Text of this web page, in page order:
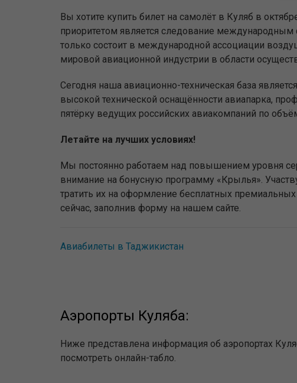
Вы хотите купить билет на самолёт в Куляб в
приоритетом является следование международным
только состоит в международной ассоциации
мировой авиационной индустрии в области
Сегодня наша авиационно-техническая база
высокой технической оснащённости авиапарка,
пятёрку ведущих российских авиакомпаний по
Летайте на лучших условиях!
Мы постоянно работаем над повышением уровня
внимание на бонусную программу «Крылья».
тратить их на оформление бесплатных
сейчас, заполнив форму на нашем сайте.
Авиабилеты в Таджикистан
Аэропорты Куляба:
Ниже представлена информация об аэропортах
посмотреть онлайн-табло.